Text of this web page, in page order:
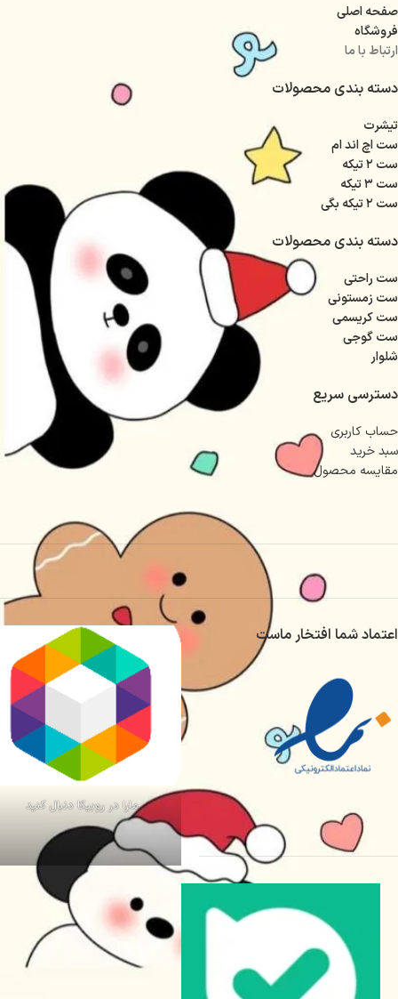
صفحه اصلی
فروشگاه
ارتباط با ما
دسته بندی محصولات
تیشرت
ست اچ اند ام
ست ۲ تیکه
ست ۳ تیکه
ست ۲ تیکه بگی
دسته بندی محصولات
ست راحتی
ست زمستونی
ست کریسمی
ست گوجی
شلوار
دسترسی سریع
حساب کاربری
سبد خرید
مقایسه محصول
اعتماد شما افتخار ماست
مارا در روبیکا دنبال کنید